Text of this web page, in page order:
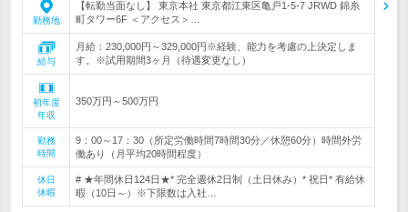
勤務地
【転勤当面なし】 東京本社 東京都江東区亀戸1-5-7 JRWD 錦糸
町タワー6F ＜アクセス＞…
給与
月給：230,000円～329,000円※経験、能力を考慮の上決定しま
す。※試用期間3ヶ月（待遇変更なし）
初年度
年収
350万円～500万円
勤務
時間
9：00～17：30（所定労働時間7時間30分／休憩60分）時間外労
働あり（月平均20時間程度）
休日
休暇
# ★年間休日124日★* 完全週休2日制（土日休み）* 祝日* 有給休
暇（10日～）※下限数は入社…